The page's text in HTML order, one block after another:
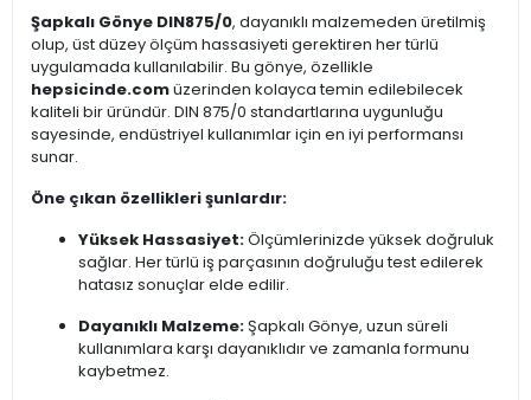
Şapkalı Gönye DIN875/0, dayanıklı malzemeden üretilmiş
olup, üst düzey ölçüm hassasiyeti gerektiren her türlü
uygulamada kullanılabilir. Bu gönye, özellikle
hepsicinde.comüzerinden kolayca temin edilebilecek
kaliteli bir üründür. DIN 875/0 standartlarına uygunluğu
sayesinde, endüstriyel kullanımlar için en iyi performansı
sunar.
Öne çıkan özellikleri şunlardır:
Yüksek Hassasiyet:Ölçümlerinizde yüksek doğruluk
sağlar. Her türlü iş parçasının doğruluğu test edilerek
hatasız sonuçlar elde edilir.
Dayanıklı Malzeme:Şapkalı Gönye, uzun süreli
kullanımlara karşı dayanıklıdır ve zamanla formunu
kaybetmez.